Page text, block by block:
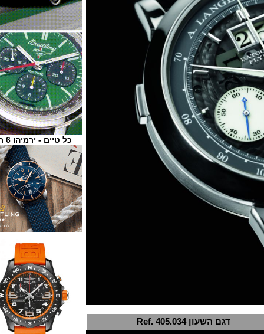
דגם השעון Ref. 405.034
כל טיים - ירמיהו 6 ת"א